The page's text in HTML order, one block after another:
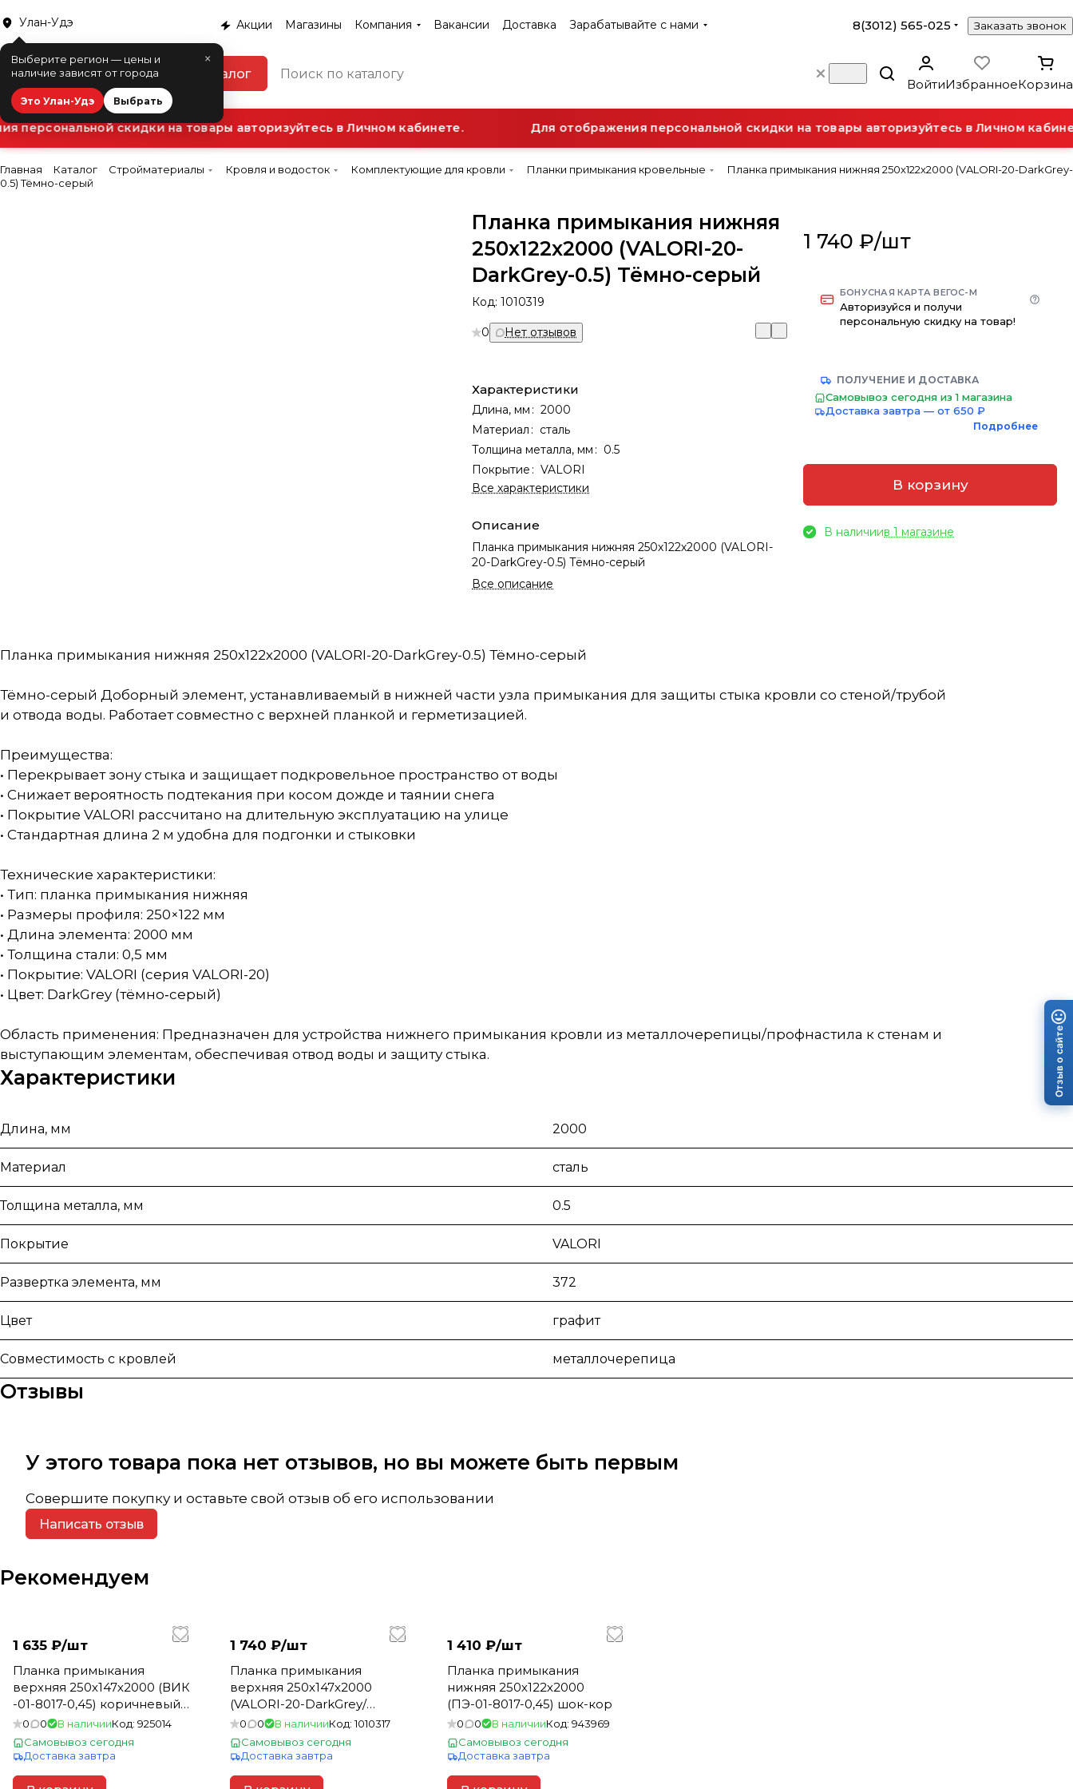
Улан-Удэ
×
Выберите регион — цены и
наличие зависят от города
Это Улан-Удэ Выбрать
Акции Магазины Компания Вакансии Доставка Зарабатывайте с нами 8(3012) 565-025 Заказать звонок
Каталог
ВойтиИзбранноеКорзина
персональной скидки на товары авторизуйтесь в Личном кабинете. Для отображения персональной скидки на товары авторизуйтесь в Личном
Главная Каталог Стройматериалы Кровля и водосток Комплектующие для кровли Планки примыкания кровельные
Планка примыкания нижняя 250х122х2000 (VALORI-20-DarkGrey-
0.5) Тёмно-серый
Планка примыкания нижняя
250х122х2000 (VALORI-20-
DarkGrey-0.5) Тёмно-серый
Код:1010319
0 Нет отзывов
Характеристики
Длина, мм : 2000
Материал : сталь
Толщина металла, мм : 0.5
Покрытие : VALORI
Все характеристики
Описание
Планка примыкания нижняя 250х122х2000 (VALORI-
20-DarkGrey-0.5) Тёмно-серый
Все описание
1 740 ₽/шт
БОНУСНАЯ КАРТА ВЕГОС-М
Авторизуйся и получи
персональную скидку на товар!
ПОЛУЧЕНИЕ И ДОСТАВКА
Самовывоз сегодня из 1 магазина
Доставка завтра — от 650 ₽
Подробнее
В корзину
В наличиив 1 магазине
Планка примыкания нижняя 250х122х2000 (VALORI-20-DarkGrey-0.5) Тёмно-серый
Тёмно-серый Доборный элемент, устанавливаемый в нижней части узла примыкания для защиты стыка кровли со стеной/трубой
и отвода воды. Работает совместно с верхней планкой и герметизацией.
Преимущества:
• Перекрывает зону стыка и защищает подкровельное пространство от воды
• Снижает вероятность подтекания при косом дожде и таянии снега
• Покрытие VALORI рассчитано на длительную эксплуатацию на улице
• Стандартная длина 2 м удобна для подгонки и стыковки
Технические характеристики:
• Тип: планка примыкания нижняя
• Размеры профиля: 250×122 мм
• Длина элемента: 2000 мм
• Толщина стали: 0,5 мм
• Покрытие: VALORI (серия VALORI-20)
• Цвет: DarkGrey (тёмно‑серый)
Область применения: Предназначен для устройства нижнего примыкания кровли из металлочерепицы/профнастила к стенам и
выступающим элементам, обеспечивая отвод воды и защиту стыка.
Характеристики
Длина, мм 2000
Материал сталь
Толщина металла, мм 0.5
Покрытие VALORI
Развертка элемента, мм 372
Цвет графит
Совместимость с кровлей металлочерепица
Отзывы
У этого товара пока нет отзывов, но вы можете быть первым
Совершите покупку и оставьте свой отзыв об его использовании
Написать отзыв
Рекомендуем
1 635 ₽/шт
Планка примыкания
верхняя 250х147х2000 (ВИК
-01-8017-0,45) коричневый-
шоколад
0 0 В наличииКод: 925014
Самовывоз сегодня
Доставка завтра
1 740 ₽/шт
Планка примыкания
верхняя 250х147х2000
(VALORI-20-DarkGrey/
Темный Сланец-0.5) Тёмно-
серый
0 0 В наличииКод:1010317
Самовывоз сегодня
Доставка завтра
1 410 ₽/шт
Планка примыкания
нижняя 250х122х2000
(ПЭ-01-8017-0,45) шок-кор
0 0 В наличииКод: 943969
Самовывоз сегодня
Доставка завтра
Отзыв о сайте